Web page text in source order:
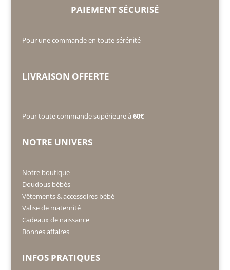
PAIEMENT SÉCURISÉ
Pour une commande en toute sérénité
LIVRAISON OFFERTE
Pour toute commande supérieure à 60€
NOTRE UNIVERS
Notre boutique
Doudous bébés
Vêtements & accessoires bébé
Valise de maternité
Cadeaux de naissance
Bonnes affaires
INFOS PRATIQUES